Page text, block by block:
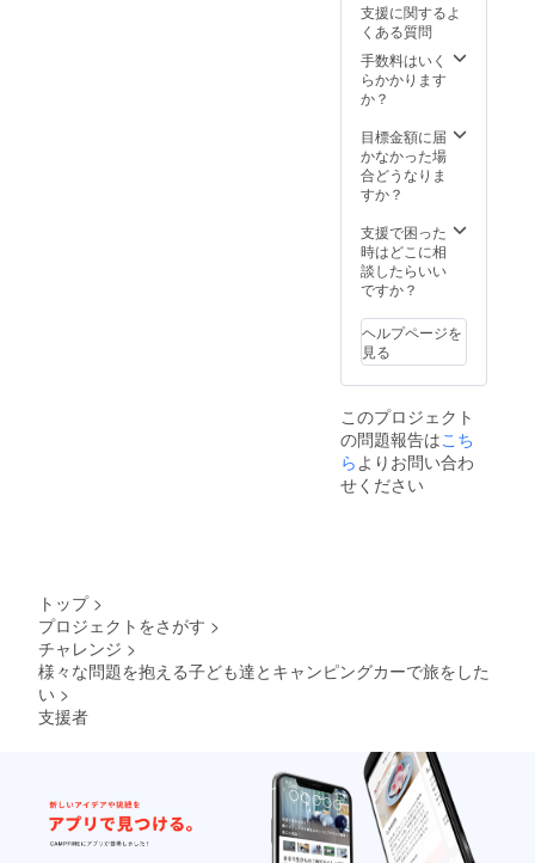
談内容
をお書
きくだ
さい
（メー
返信い
たしま
す）
支援に関するよ
くある質問
手数料はいく
らかかります
か？
目標金額に届
かなかった場
合どうなりま
すか？
支援で困った
時はどこに相
談したらいい
ですか？
ヘルプページを
見る
このプロジェクト
の問題報告はこち
らよりお問い合わ
せください
トップ >
プロジェクトをさがす >
チャレンジ >
様々な問題を抱える子ども達とキャンピングカーで旅をした
い >
支援者